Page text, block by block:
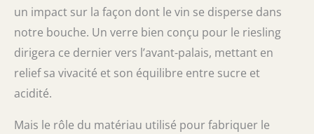
un impact sur la façon dont le vin se disperse dans
notre bouche. Un verre bien conçu pour le riesling
dirigera ce dernier vers l’avant-palais, mettant en
relief sa vivacité et son équilibre entre sucre et
acidité.
Mais le rôle du matériau utilisé pour fabriquer le